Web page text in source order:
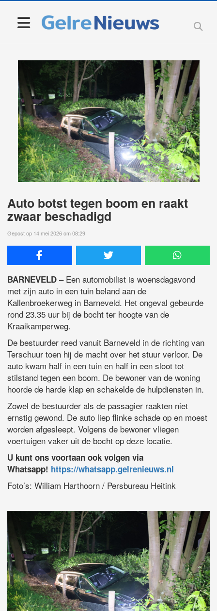
Auto botst tegen boom en raakt
zwaar beschadigd
Gepost op 14 mei 2026 om 08:29
BARNEVELD – Een automobilist is woensdagavond
met zijn auto in een tuin beland aan de
Kallenbroekerweg in Barneveld. Het ongeval gebeurde
rond 23.35 uur bij de bocht ter hoogte van de
Kraaikamperweg.
De bestuurder reed vanuit Barneveld in de richting van
Terschuur toen hij de macht over het stuur verloor. De
auto kwam half in een tuin en half in een sloot tot
stilstand tegen een boom. De bewoner van de woning
hoorde de harde klap en schakelde de hulpdiensten in.
Zowel de bestuurder als de passagier raakten niet
ernstig gewond. De auto liep flinke schade op en moest
worden afgesleept. Volgens de bewoner vliegen
voertuigen vaker uit de bocht op deze locatie.
U kunt ons voortaan ook volgen via
Whatsapp! https://whatsapp.gelrenieuws.nl
Foto’s: William Harthoorn / Persbureau Heitink